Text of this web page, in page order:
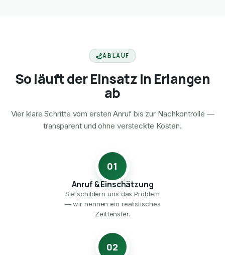
ABLAUF
So läuft der Einsatz in Erlangen
ab
Vier klare Schritte vom ersten Anruf bis zur Nachkontrolle —
transparent und ohne versteckte Kosten.
01
Anruf & Einschätzung
Sie schildern uns das Problem
— wir nennen ein realistisches
Zeitfenster.
02